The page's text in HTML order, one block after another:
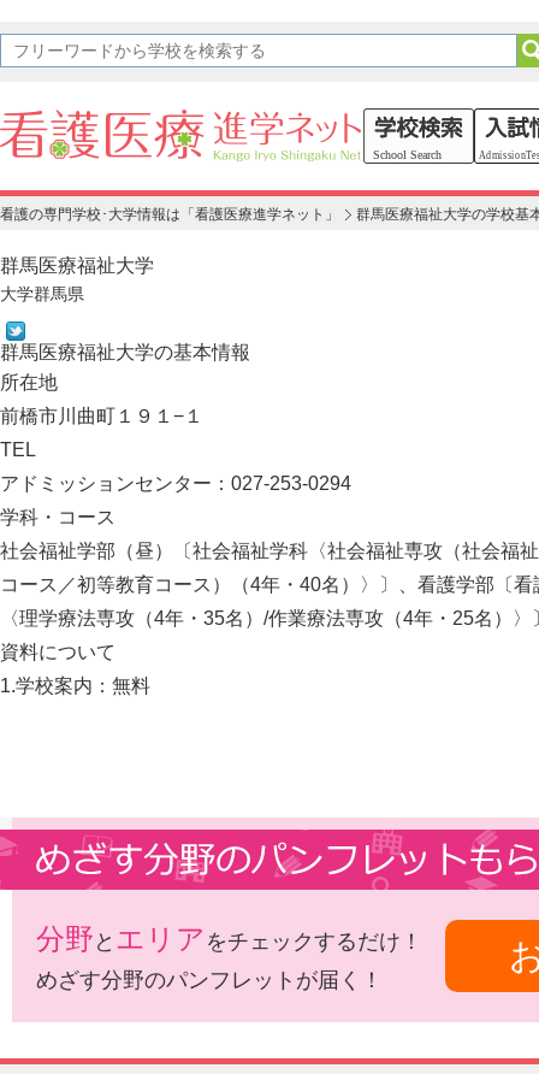
看護の専門学校･大学情報は「看護医療進学ネット」 群馬医療福祉大学の学校基
群馬医療福祉大学
大学群馬県
群馬医療福祉大学の基本情報
所在地
前橋市川曲町１９１−１
TEL
アドミッションセンター：027-253-0294
学科・コース
社会福祉学部（昼）〔社会福祉学科〈社会福祉専攻（社会福
コース／初等教育コース）（4年・40名）〉〕、看護学部〔
〈理学療法専攻（4年・35名）/作業療法専攻（4年・25名）〉
資料について
1.学校案内：無料
分野 と エリア をチェックするだけ！
めざす分野のパンフレットが届く！